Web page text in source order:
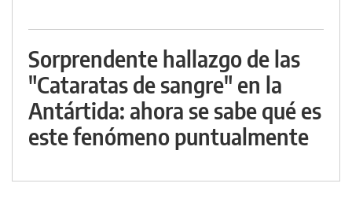
Sorprendente hallazgo de las
"Cataratas de sangre" en la
Antártida: ahora se sabe qué es
este fenómeno puntualmente